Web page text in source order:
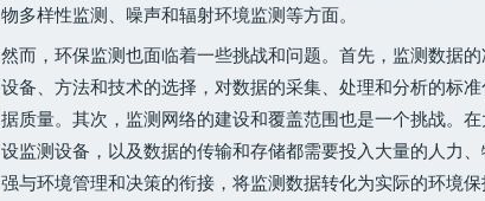
物多样性监测、噪声和辐射环境监测等方面。
然而，环保监测也面临着一些挑战和问题。首先，监测数据
设备、方法和技术的选择，对数据的采集、处理和分析的标
据质量。其次，监测网络的建设和覆盖范围也是一个挑战。
设监测设备，以及数据的传输和存储都需要投入大量的人力
强与环境管理和决策的衔接，将监测数据转化为实际的环境保